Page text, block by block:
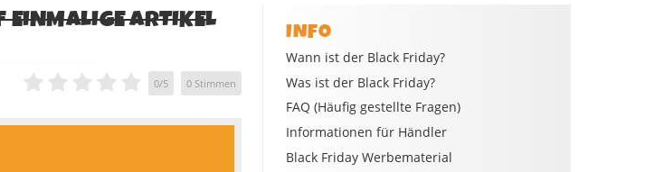
EINMALIGE ARTIKEL
0/5 0Stimmen
INFO
Wann ist der Black Friday?
Was ist der Black Friday?
FAQ (Häufig gestellte Fragen)
Informationen für Händler
Black Friday Werbematerial